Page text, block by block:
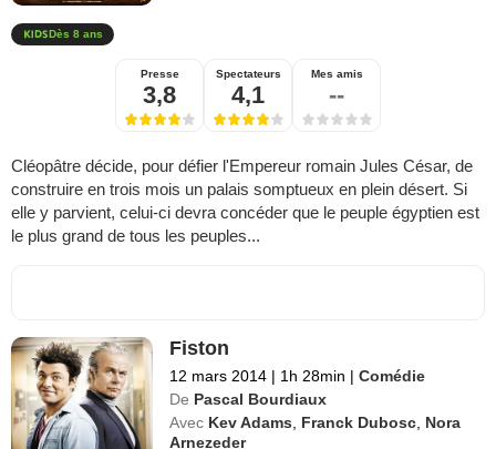
Dès 8 ans
Presse
3,8
Spectateurs
4,1
Mes amis
--
Cléopâtre décide, pour défier l'Empereur romain Jules César, de
construire en trois mois un palais somptueux en plein désert. Si
elle y parvient, celui-ci devra concéder que le peuple égyptien est
le plus grand de tous les peuples...
Fiston
12 mars 2014 | 1h 28min | Comédie
De Pascal Bourdiaux
Avec Kev Adams Franck Dubosc Nora
Arnezeder